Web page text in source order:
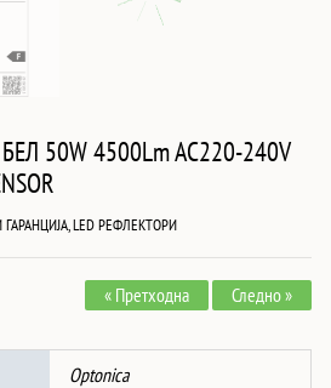
50W 4500Lm AC220-240V
,LED РЕФЛЕКТОРИ
« Претходна Следно »
Optonica